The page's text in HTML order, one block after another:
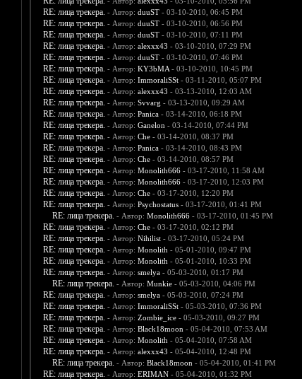
RE: лица трекера. - Автор: duuST- 03-10-2010, 06:45 PM
RE: лица трекера. - Автор: duuST- 03-10-2010, 06:56 PM
RE: лица трекера. - Автор: duuST- 03-10-2010, 07:11 PM
RE: лица трекера. - Автор: alexxx43 - 03-10-2010, 07:29 PM
RE: лица трекера. - Автор: duuST- 03-10-2010, 07:46 PM
RE: лица трекера. - Автор: KY3bMA- 03-10-2010, 10:45 PM
RE: лица трекера. - Автор: ImmoraliSSt- 03-11-2010, 05:07 PM
RE: лица трекера. - Автор: alexxx43 - 03-13-2010, 12:03 AM
RE: лица трекера. - Автор: Svvarg - 03-13-2010, 09:29 AM
RE: лица трекера. - Автор: Panica- 03-14-2010, 06:18 PM
RE: лица трекера. - Автор: Ganelon - 03-14-2010, 07:44 PM
RE: лица трекера. - Автор: Che- 03-14-2010, 08:37 PM
RE: лица трекера. - Автор: Panica- 03-14-2010, 08:43 PM
RE: лица трекера. - Автор: Che- 03-14-2010, 08:57 PM
RE: лица трекера. - Автор: Monolith666- 03-17-2010, 11:58 AM
RE: лица трекера. - Автор: Monolith666- 03-17-2010, 12:03 PM
RE: лица трекера. - Автор: Che- 03-17-2010, 12:20 PM
RE: лица трекера. - Автор: Psychostatus- 03-17-2010, 01:41 PM
RE: лица трекера. - Автор: Monolith666- 03-17-2010, 01:45 PM
RE: лица трекера. - Автор: Che- 03-17-2010, 02:12 PM
RE: лица трекера. - Автор: Nihilist- 03-17-2010, 05:24 PM
RE: лица трекера. - Автор: Monolith - 05-01-2010, 09:47 PM
RE: лица трекера. - Автор: Monolith - 05-01-2010, 10:33 PM
RE: лица трекера. - Автор: smelya- 05-03-2010, 01:17 PM
RE: лица трекера. - Автор: Munkie- 05-03-2010, 04:06 PM
RE: лица трекера. - Автор: smelya- 05-03-2010, 07:24 PM
RE: лица трекера. - Автор: ImmoraliSSt- 05-03-2010, 07:36 PM
RE: лица трекера. - Автор: Zombie_ice- 05-03-2010, 09:27 PM
RE: лица трекера. - Автор: Black18moon - 05-04-2010, 07:53 AM
RE: лица трекера. - Автор: Monolith - 05-04-2010, 07:58 AM
RE: лица трекера. - Автор: alexxx43 - 05-04-2010, 12:48 PM
RE: лица трекера. - Автор: Black18moon - 05-04-2010, 01:41 PM
RE: лица трекера. - Автор: ERIMAN- 05-04-2010, 01:32 PM